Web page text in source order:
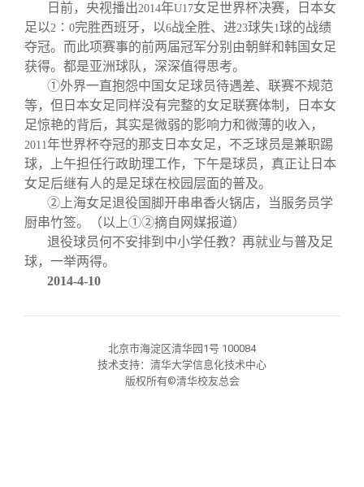
校友服务
终身学习
信息化服务
三创大赛
实用信息
校友总会
总会简介
会长致辞
总会章程
联系我们
关闭
日前，央视播出2014年U17女足世界杯决赛，日本女
足以2 ∶ 0完胜西班牙，以6战全胜、进23球失1球的战绩
夺冠。而此项赛事的前两届冠军分别由朝鲜和韩国女足
获得。都是亚洲球队，深深值得思考。
①外界一直抱怨中国女足球员待遇差、联赛不规范
等，但日本女足同样没有完整的女足联赛体制，日本女
足惊艳的背后，其实是微弱的影响力和微薄的收入，
2011年世界杯夺冠的那支日本女足，不乏球员是兼职踢
球，上午担任行政助理工作，下午是球员，真正让日本
女足后继有人的是足球在校园层面的普及。
②上海女足退役国脚开串串香火锅店，当服务员学
厨串竹签。（以上①②摘自网媒报道）
退役球员何不安排到中小学任教？再就业与普及足
球，一举两得。
2014-4-10
北京市海淀区清华园1号 100084
技术支持：清华大学信息化技术中心
版权所有©清华校友总会